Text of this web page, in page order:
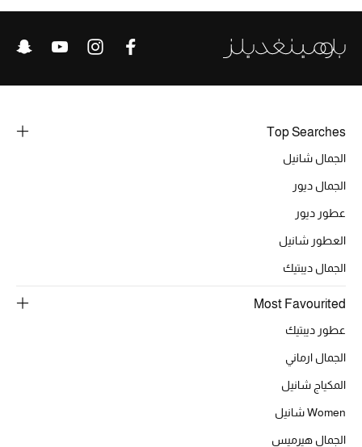
حقائب وأحذية متطابقة
هدايا للنساء
جميع الملابس النسائية
جميع الحقائب النسائية
جميع الإكسسورات النسائية
تسوقوا للنساء
Top Searches
الجمال شانيل
الجمال ديور
عطور ديور
العطور شانيل
الجمال ديبتيك
Most Favourited
عطور ديبتيك
الجمال ارماني
المكياج شانيل
Women شانيل
الجمال هيرميس